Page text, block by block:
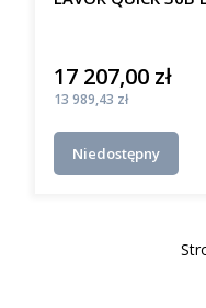
Cena
17 207,00 zł
Cena
13 989,43 zł
Niedostępny